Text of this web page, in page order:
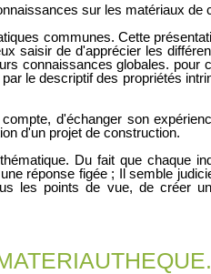
sur les matériaux de
communes. Cette
saisir de d'apprécier les
connaissances globales.
le descriptif des propriétés
d'échanger son
d'un projet de construction.
Du fait que chaque
réponse figée ; Il semble
les points de vue, de créer